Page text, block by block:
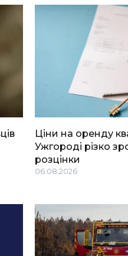
Ціни на оренду
Ужгороді різко
розцінки
06.08.2026